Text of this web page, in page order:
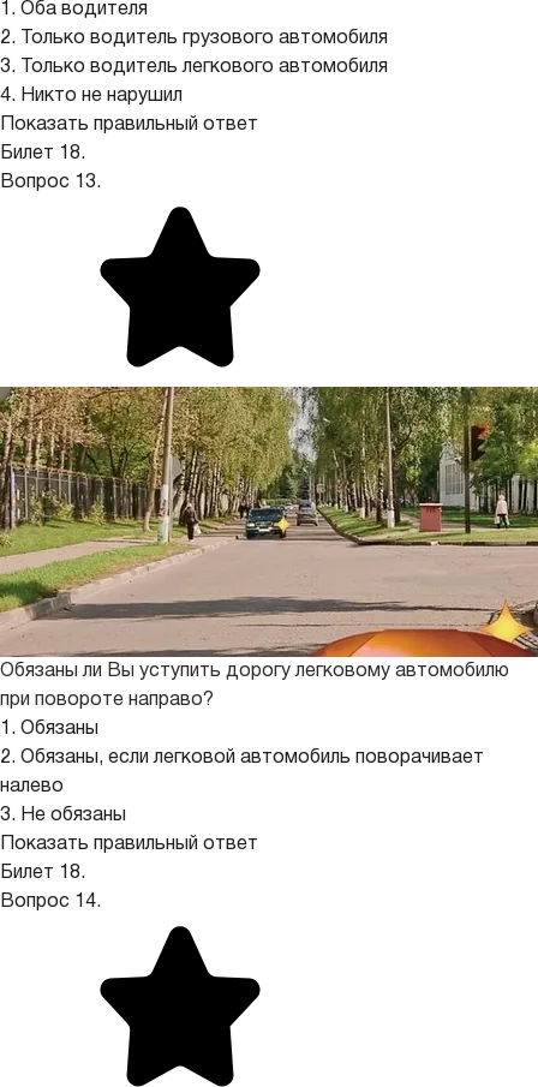
1. Оба водителя
2. Только водитель грузового автомобиля
3. Только водитель легкового автомобиля
4. Никто не нарушил
Показать правильный ответ
Билет 18.
Вопрос 13.
Обязаны ли Вы уступить дорогу легковому автомобилю
при повороте направо?
1. Обязаны
2. Обязаны, если легковой автомобиль поворачивает
налево
3. Не обязаны
Показать правильный ответ
Билет 18.
Вопрос 14.